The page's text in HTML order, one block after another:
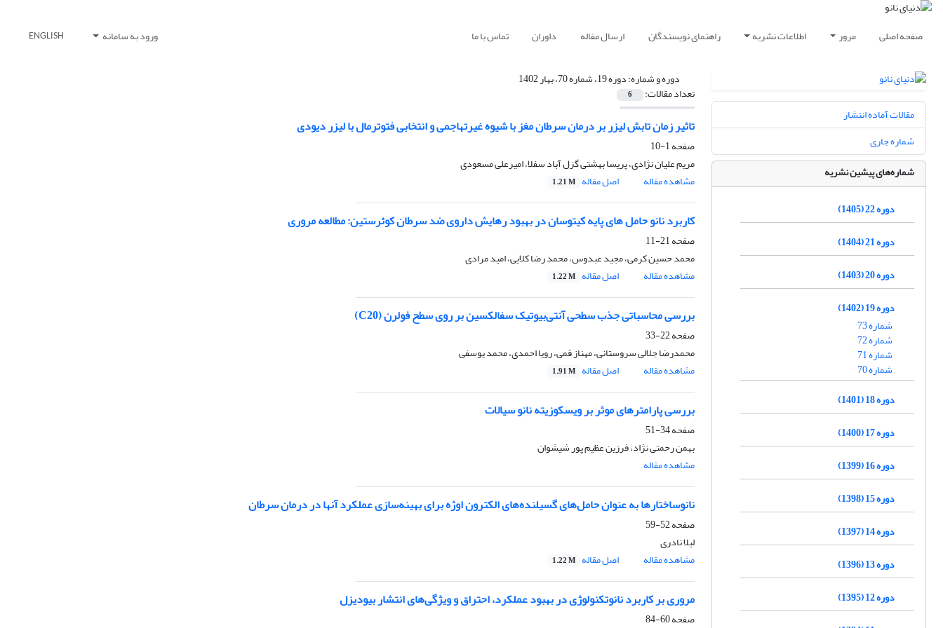
صفحه اصلی مرور اطلاعات نشریه راهنمای نویسندگان ارسال مقاله داوران تماس با ما ورود به سامانه ENGLISH
دوره و شماره:دوره 19، شماره 70، بهار 1402
تعداد مقالات: 6
تاثیر زمان تابش لیزر بر درمان سرطان مغز با شیوه غیرتهاجمی و انتخابی فتوترمال با لیزر دیودی
صفحه1-10
مریم علیان نژادی، پریسا بهشتی گزل آباد سفلا، امیرعلی مسعودی
مشاهده مقاله
اصل مقاله 1.21 M
کاربرد نانو حامل های پایه کیتوسان در بهبود رهایش داروی ضد سرطان کوئرستین: مطالعه مروری
صفحه21-11
محمد حسین کرمی، مجید عبدوس، محمد رضا کلایی، امید مرادی
مشاهده مقاله
اصل مقاله 1.22 M
بررسی محاسباتی جذب سطحی آنتی‌بیوتیک سفالکسین بر روی سطح فولرن (C20)
صفحه22-33
محمدرضا جلالی سروستانی، مهناز قمی، رویا احمدی، محمد یوسفی
مشاهده مقاله
اصل مقاله 1.91 M
بررسی پارامترهای موثر بر ویسکوزیته نانو سیالات
صفحه34-51
بهمن رحمتی نژاد، فرزین عظیم پور شیشوان
مشاهده مقاله
نانوساختارها به عنوان حامل‌های گسیلنده‌های الکترون اوژه برای بهینه‌سازی عملکرد آنها در درمان سرطان
صفحه52-59
لیلا نادری
مشاهده مقاله
اصل مقاله 1.22 M
مروری بر کاربرد نانوتکنولوژی در بهبود عملکرد، احتراق و ویژگی‌های انتشار بیودیزل
صفحه60-84
مقالات آماده انتشار
شماره جاری
شماره‌های پیشین نشریه
دوره 22 (1405)
دوره 21 (1404)
دوره 20 (1403)
دوره 19 (1402)
شماره 73
شماره 72
شماره 71
شماره 70
دوره 18 (1401)
دوره 17 (1400)
دوره 16 (1399)
دوره 15 (1398)
دوره 14 (1397)
دوره 13 (1396)
دوره 12 (1395)